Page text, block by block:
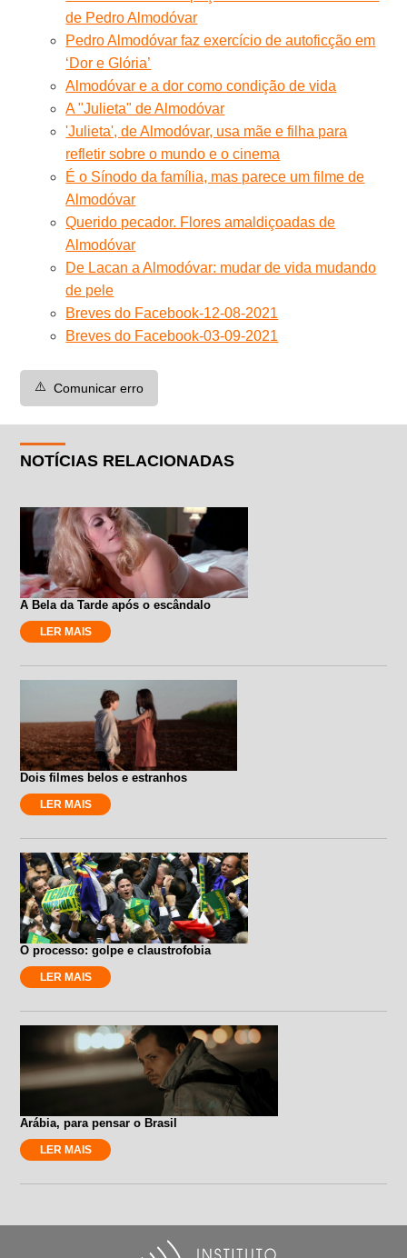
de Pedro Almodóvar
Pedro Almodóvar faz exercício de autoficção em
‘Dor e Glória’
Almodóvar e a dor como condição de vida
A "Julieta" de Almodóvar
'Julieta', de Almodóvar, usa mãe e filha para
refletir sobre o mundo e o cinema
É o Sínodo da família, mas parece um filme de
Almodóvar
Querido pecador. Flores amaldiçoadas de
Almodóvar
De Lacan a Almodóvar: mudar de vida mudando
de pele
Breves do Facebook-12-08-2021
Breves do Facebook-03-09-2021
⚠️ Comunicar erro
NOTÍCIAS RELACIONADAS
A Bela da Tarde após o escândalo
LER MAIS
Dois filmes belos e estranhos
LER MAIS
O processo: golpe e claustrofobia
LER MAIS
Arábia, para pensar o Brasil
LER MAIS